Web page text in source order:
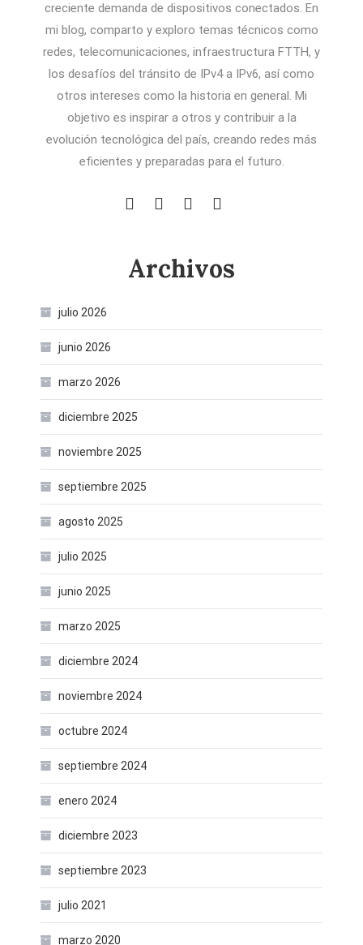
creciente demanda de dispositivos conectados. En
mi blog, comparto y exploro temas técnicos como
redes, telecomunicaciones, infraestructura FTTH, y
los desafíos del tránsito de IPv4 a IPv6, así como
otros intereses como la historia en general. Mi
objetivo es inspirar a otros y contribuir a la
evolución tecnológica del país, creando redes más
eficientes y preparadas para el futuro.
Archivos
julio 2026
junio 2026
marzo 2026
diciembre 2025
noviembre 2025
septiembre 2025
agosto 2025
julio 2025
junio 2025
marzo 2025
diciembre 2024
noviembre 2024
octubre 2024
septiembre 2024
enero 2024
diciembre 2023
septiembre 2023
julio 2021
marzo 2020